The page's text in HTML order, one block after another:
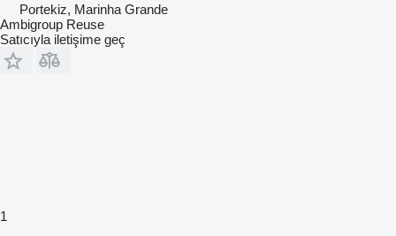
Portekiz, Marinha Grande
Ambigroup Reuse
Satıcıyla iletişime geç
1